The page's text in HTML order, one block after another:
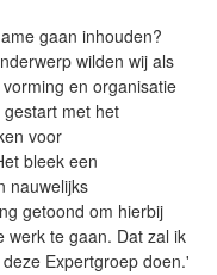
gaan inhouden?
wilden wij als
en organisatie
met het
voor
bleek een
nauwelijks
getoond om hierbij
werk te gaan. Dat zal ik
Expertgroep doen.'